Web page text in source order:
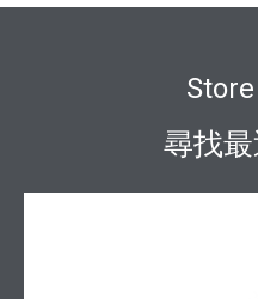
尋找